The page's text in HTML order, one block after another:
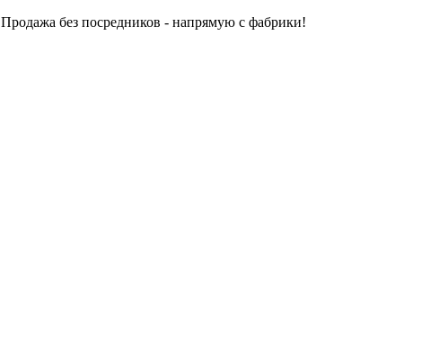
Продажа без посредников - напрямую с фабрики!